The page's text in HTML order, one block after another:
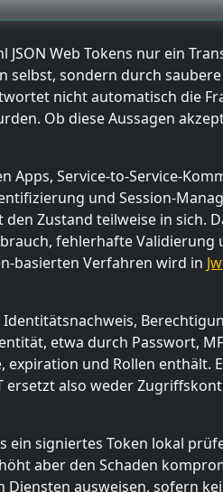
JSON Web Tokens nur ein
selbst, sondern durch
nicht automatisch die
Ob diese Aussagen
Apps, Service-to-Service-
und Session-
den Zustand teilweise in sich.
fehlerhafte Validierung
basierten Verfahren wird in
etwa durch Passwort,
expiration und Rollen enthält.
ersetzt also weder
ein signiertes Token lokal
aber den Schaden
ausweisen, sofern